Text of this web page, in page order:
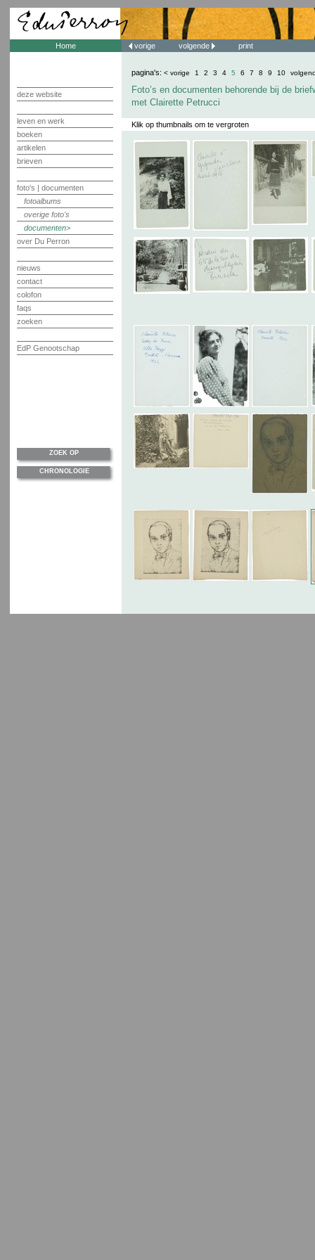
Home
deze website
leven en werk
boeken
artikelen
brieven
foto's | documenten
fotoalbums
overige foto's
documenten
over Du Perron
nieuws
contact
colofon
faqs
zoeken
EdP Genootschap
vorige volgende print
pagina's: < vorige 1 2 3 4 5 6 7 8 9 10
Foto’s en documenten behorende bij de
met Clairette Petrucci
Klik op thumbnails om te vergroten
ZOEK OP
CHRONOLOGIE